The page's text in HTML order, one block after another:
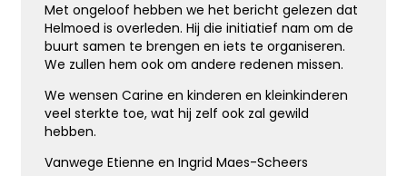
Met ongeloof hebben we het bericht gelezen dat
Helmoed is overleden. Hij die initiatief nam om de
buurt samen te brengen en iets te organiseren.
We zullen hem ook om andere redenen missen.
We wensen Carine en kinderen en kleinkinderen
veel sterkte toe, wat hij zelf ook zal gewild
hebben.
Vanwege Etienne en Ingrid Maes-Scheers